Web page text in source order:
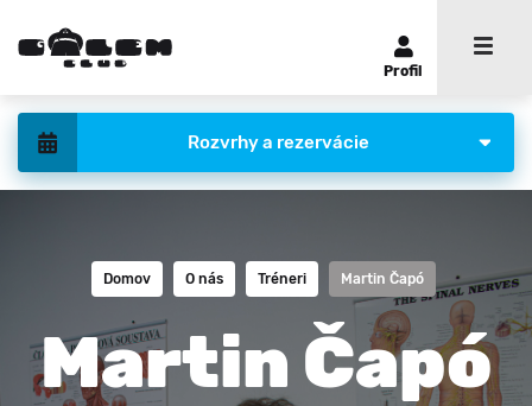
Profil
Rozvrhy a rezervácie
Domov O nás Tréneri Martin Čapó
Martin Čapó